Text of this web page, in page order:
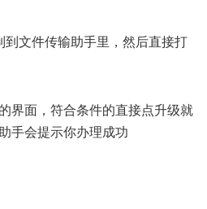
文件传输助手里，然后直接打
界面，符合条件的直接点升级就
手会提示你办理成功